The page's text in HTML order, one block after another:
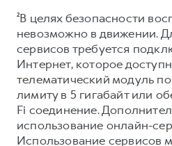
²В целях безопасности
невозможно в движении.
сервисов требуется
Интернет, которое
телематический модуль
лимиту в 5 гигабайт или
Fi соединение.
использование онлайн-
Использование сервисов